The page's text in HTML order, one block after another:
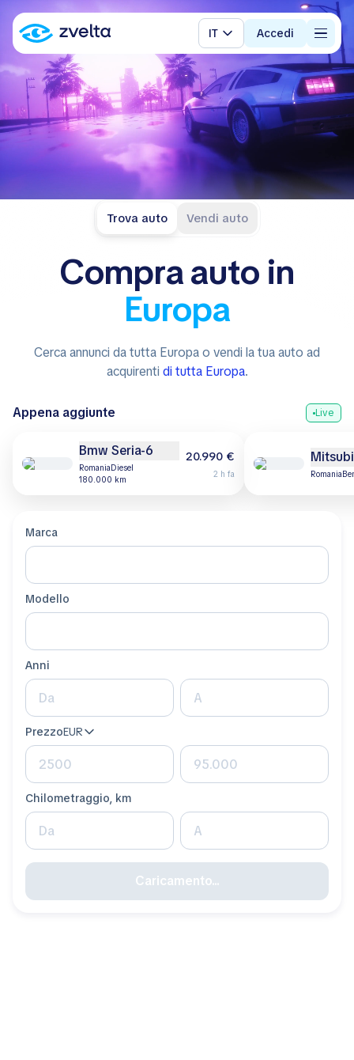
IT Accedi
Trova auto Vendi auto
Compraauto in
Europa
Cerca annunci da tutta Europa o vendi la tua auto ad
acquirenti di tutta Europa.
Appena aggiunte Live
Bmw Seria-6
Romania
diesel
180.000 km
20.990 €
2 h fa Romania
Marca
Modello
Anni
PrezzoEUR
Chilometraggio, km
Caricamento...